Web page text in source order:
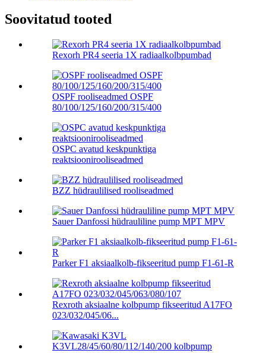
Soovitatud tooted
Rexorh PR4 seeria 1X radiaalkolbpumbad
OSPF rooliseadmed OSPF
80/100/125/160/200/315/400
OSPC avatud keskpunktiga
reaktsioonirooliseadmed
BZZ hüdraulilised rooliseadmed
Sauer Danfossi hüdrauliline pump MPT MPV
Parker F1 aksiaalkolb-fikseeritud pump F1-61-R
Rexroth aksiaalne kolbpump fikseeritud A17FO
023/032/045/06...